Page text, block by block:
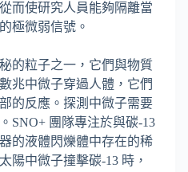
而使研究人員能夠隔離當
極微弱信號。
的粒子之一，它們與物質
兆中微子穿過人體，它們
的反應。探測中微子需要
SNO+ 團隊專注於與碳-13
的液體閃爍體中存在的稀
陽中微子撞擊碳-13 時，